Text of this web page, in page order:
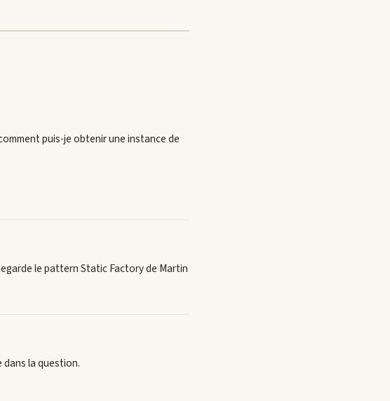
puis-je obtenir une instance de
le pattern Static Factory de Martin
la question.